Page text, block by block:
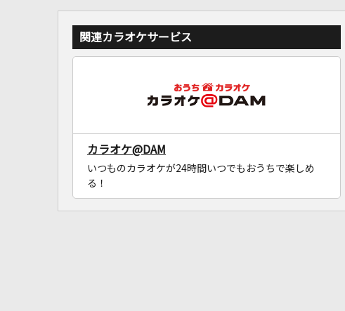
関連カラオケサービス
カラオケ@DAM
いつものカラオケが24時間いつでもおうちで楽しめ
る！